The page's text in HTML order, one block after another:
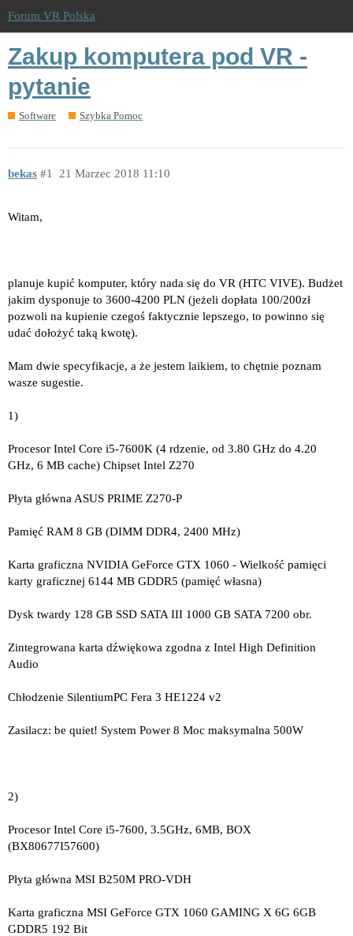
Forum VR Polska
Zakup komputera pod VR -
pytanie
Software Szybka Pomoc
bekas 21 Marzec 2018 11:10
1
Witam,
planuje kupić komputer, który nada się do VR (HTC VIVE). Budżet
jakim dysponuje to 3600-4200 PLN (jeżeli dopłata 100/200zł
pozwoli na kupienie czegoś faktycznie lepszego, to powinno się
udać dołożyć taką kwotę).
Mam dwie specyfikacje, a że jestem laikiem, to chętnie poznam
wasze sugestie.
1)
Procesor Intel Core i5-7600K (4 rdzenie, od 3.80 GHz do 4.20
GHz, 6 MB cache) Chipset Intel Z270
Płyta główna ASUS PRIME Z270-P
Pamięć RAM 8 GB (DIMM DDR4, 2400 MHz)
Karta graficzna NVIDIA GeForce GTX 1060 - Wielkość pamięci
karty graficznej 6144 MB GDDR5 (pamięć własna)
Dysk twardy 128 GB SSD SATA III 1000 GB SATA 7200 obr.
Zintegrowana karta dźwiękowa zgodna z Intel High Definition
Audio
Chłodzenie SilentiumPC Fera 3 HE1224 v2
Zasilacz: be quiet! System Power 8 Moc maksymalna 500W
2)
Procesor Intel Core i5-7600, 3.5GHz, 6MB, BOX
(BX80677I57600)
Płyta główna MSI B250M PRO-VDH
Karta graficzna MSI GeForce GTX 1060 GAMING X 6G 6GB
GDDR5 192 Bit